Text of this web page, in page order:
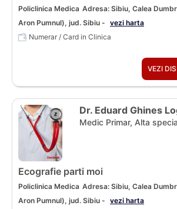
Policlinica Medica Adresa: Sibiu, Calea
Aron Pumnul), jud. Sibiu - vezi harta
Numerar / Card in Clinica
VEZI
Dr. Eduard Ghines
Medic Primar, Alta
Ecografie parti moi
Policlinica Medica Adresa: Sibiu, Calea
Aron Pumnul), jud. Sibiu - vezi harta